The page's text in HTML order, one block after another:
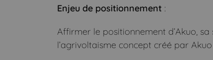
Enjeu de positionnement :
Affirmer le positionnement d’Akuo,
l’agrivoltaisme concept créé par